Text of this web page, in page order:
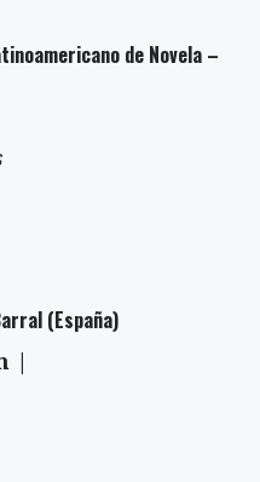
de Novela –
(España)
|